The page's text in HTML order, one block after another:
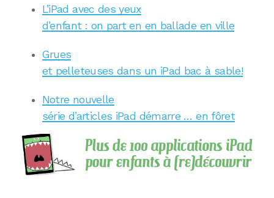
L’iPad avec des yeux
d’enfant : on part en en ballade en ville
Grues
et pelleteuses dans un iPad bac à sable!
Notre nouvelle
série d’articles iPad démarre … en fôret